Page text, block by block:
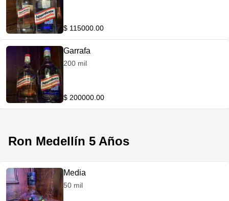
$ 115000.00
Garrafa
200 mil
$ 200000.00
Ron Medellín 5 Años
Media
50 mil